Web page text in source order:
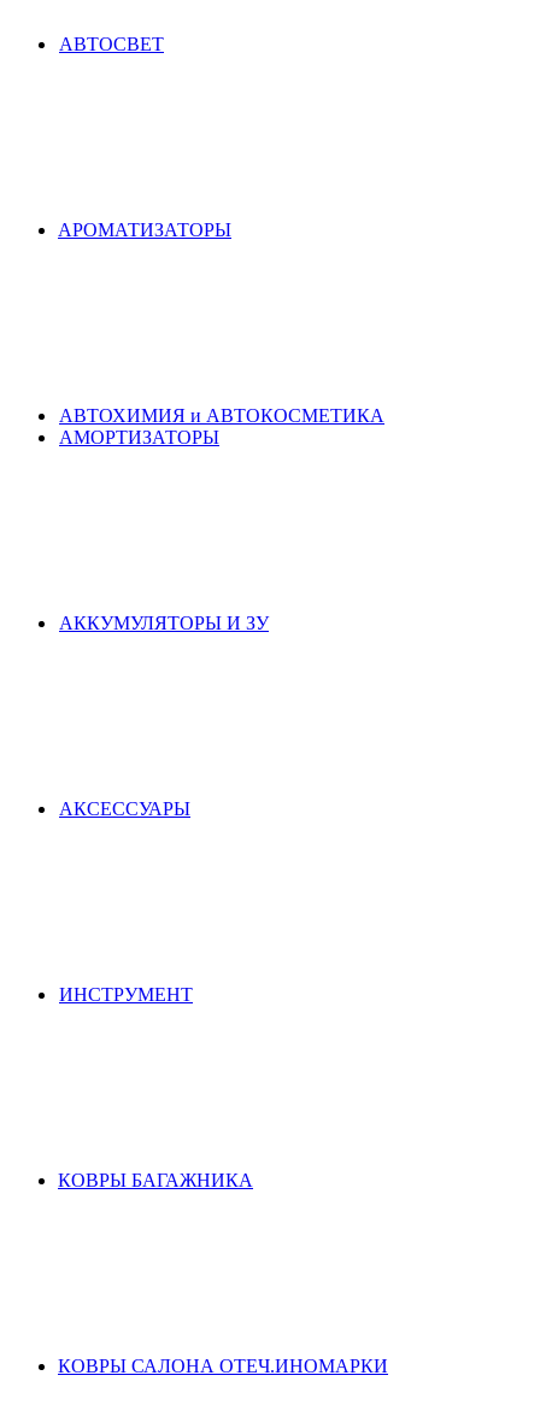
АВТОСВЕТ
АРОМАТИЗАТОРЫ
АВТОХИМИЯ и АВТОКОСМЕТИКА
АМОРТИЗАТОРЫ
АККУМУЛЯТОРЫ И ЗУ
АКСЕСCУАРЫ
ИНСТРУМЕНТ
КОВРЫ БАГАЖНИКА
КОВРЫ САЛОНА ОТЕЧ.ИНОМАРКИ